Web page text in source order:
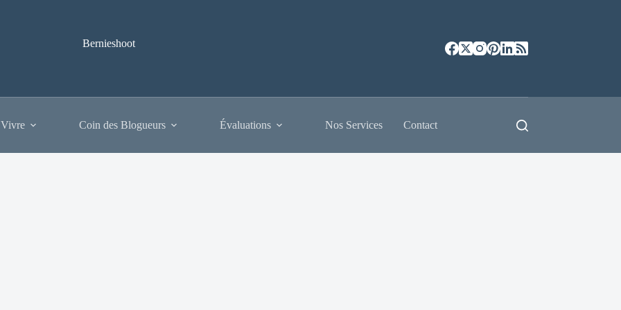
Bernieshoot
Coin des Blogueurs Évaluations Nos Services Contact